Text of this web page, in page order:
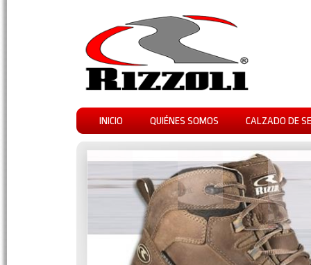
INICIO QUIÉNES SOMOS CALZADO DE